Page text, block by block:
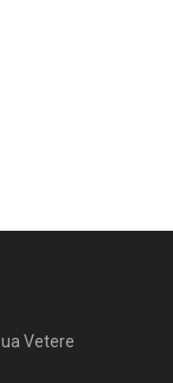
Vetere